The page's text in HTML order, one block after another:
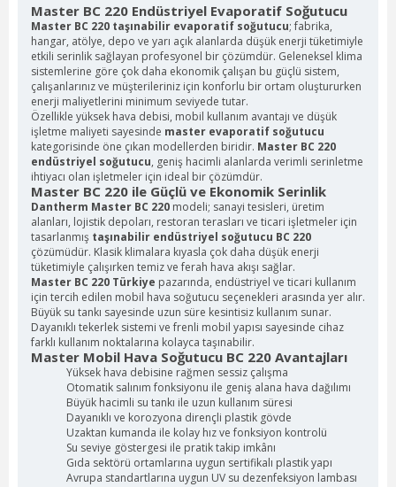
Master BC 220 Endüstriyel Evaporatif Soğutucu
Master BC 220 taşınabilir evaporatif soğutucu; fabrika,
hangar, atölye, depo ve yarı açık alanlarda düşük enerji tüketimiyle
etkili serinlik sağlayan profesyonel bir çözümdür. Geleneksel klima
sistemlerine göre çok daha ekonomik çalışan bu güçlü sistem,
çalışanlarınız ve müşterileriniz için konforlu bir ortam oluştururken
enerji maliyetlerini minimum seviyede tutar.
Özellikle yüksek hava debisi, mobil kullanım avantajı ve düşük
işletme maliyeti sayesinde master evaporatif soğutucu
kategorisinde öne çıkan modellerden biridir. Master BC 220
endüstriyel soğutucu, geniş hacimli alanlarda verimli serinletme
ihtiyacı olan işletmeler için ideal bir çözümdür.
Master BC 220 ile Güçlü ve Ekonomik Serinlik
Dantherm Master BC 220 modeli; sanayi tesisleri, üretim
alanları, lojistik depoları, restoran terasları ve ticari işletmeler için
tasarlanmış taşınabilir endüstriyel soğutucu BC 220
çözümüdür. Klasik klimalara kıyasla çok daha düşük enerji
tüketimiyle çalışırken temiz ve ferah hava akışı sağlar.
Master BC 220 Türkiye pazarında, endüstriyel ve ticari kullanım
için tercih edilen mobil hava soğutucu seçenekleri arasında yer alır.
Büyük su tankı sayesinde uzun süre kesintisiz kullanım sunar.
Dayanıklı tekerlek sistemi ve frenli mobil yapısı sayesinde cihaz
farklı kullanım noktalarına kolayca taşınabilir.
Master Mobil Hava Soğutucu BC 220 Avantajları
Yüksek hava debisine rağmen sessiz çalışma
Otomatik salınım fonksiyonu ile geniş alana hava dağılımı
Büyük hacimli su tankı ile uzun kullanım süresi
Dayanıklı ve korozyona dirençli plastik gövde
Uzaktan kumanda ile kolay hız ve fonksiyon kontrolü
Su seviye göstergesi ile pratik takip imkânı
Gıda sektörü ortamlarına uygun sertifikalı plastik yapı
Avrupa standartlarına uygun UV su dezenfeksiyon lambası